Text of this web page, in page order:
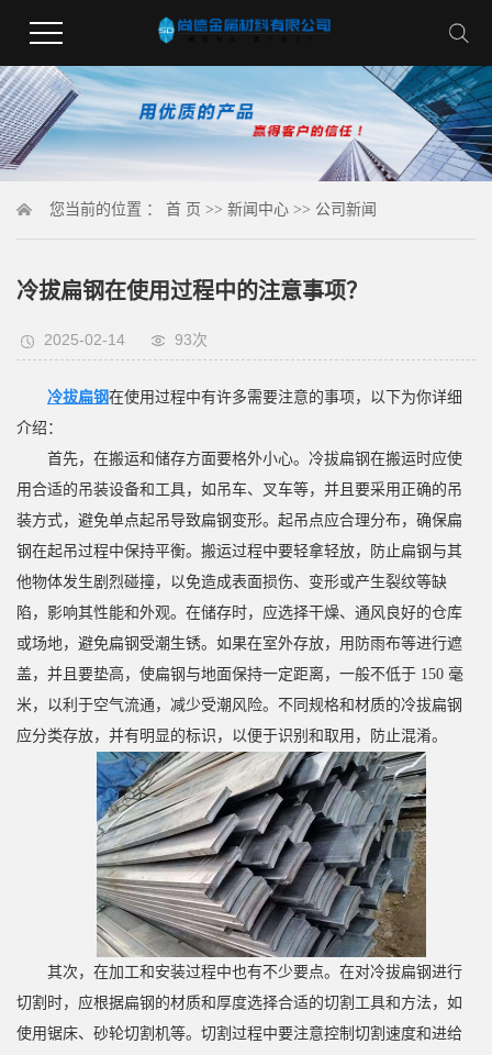
您当前的位置 ： 首 页 >> 新闻中心 >> 公司新闻
冷拔扁钢在使用过程中的注意事项？
2025-02-14 93次
冷拔扁钢在使用过程中有许多需要注意的事项，以下为你详细
介绍：
首先，在搬运和储存方面要格外小心。冷拔扁钢在搬运时应使
用合适的吊装设备和工具，如吊车、叉车等，并且要采用正确的吊
装方式，避免单点起吊导致扁钢变形。起吊点应合理分布，确保扁
钢在起吊过程中保持平衡。搬运过程中要轻拿轻放，防止扁钢与其
他物体发生剧烈碰撞，以免造成表面损伤、变形或产生裂纹等缺
陷，影响其性能和外观。在储存时，应选择干燥、通风良好的仓库
或场地，避免扁钢受潮生锈。如果在室外存放，用防雨布等进行遮
盖，并且要垫高，使扁钢与地面保持一定距离，一般不低于 150 毫
米，以利于空气流通，减少受潮风险。不同规格和材质的冷拔扁钢
应分类存放，并有明显的标识，以便于识别和取用，防止混淆。
其次，在加工和安装过程中也有不少要点。在对冷拔扁钢进行
切割时，应根据扁钢的材质和厚度选择合适的切割工具和方法，如
使用锯床、砂轮切割机等。切割过程中要注意控制切割速度和进给